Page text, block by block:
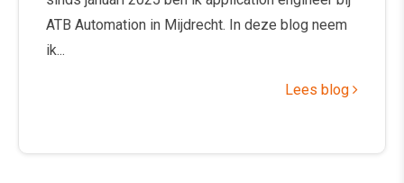
ATB Automation in Mijdrecht. In deze blog neem
ik...
Lees blog